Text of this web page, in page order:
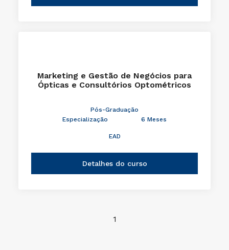
Marketing e Gestão de Negócios para
Ópticas e Consultórios Optométricos
Pós-Graduação
Especialização
6 Meses
EAD
Detalhes do curso
1